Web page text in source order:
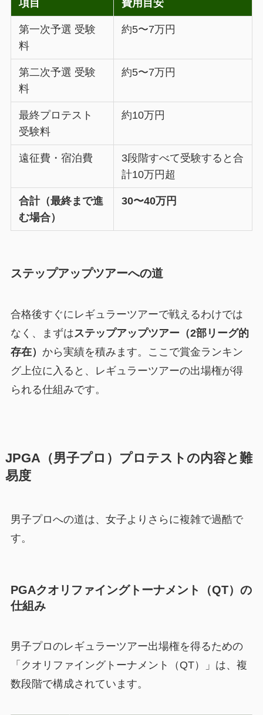
項目 費用目安
第一次予選 受験
料
約5〜7万円
第二次予選 受験
料
約5〜7万円
最終プロテスト
受験料
約10万円
遠征費・宿泊費
3段階すべて受験すると合
計10万円超
合計（最終まで進
む場合）
30〜40万円
ステップアップツアーへの道
合格後すぐにレギュラーツアーで戦えるわけでは
なく、まずはステップアップツアー（2部リーグ的
存在） から実績を積みます。ここで賞金ランキン
グ上位に入ると、レギュラーツアーの出場権が得
られる仕組みです。
JPGA（男子プロ）プロテストの内容と難
易度
男子プロへの道は、女子よりさらに複雑で過酷で
す。
PGAクオリファイングトーナメント（QT）の
仕組み
男子プロのレギュラーツアー出場権を得るための
「クオリファイングトーナメント（QT）」は、複
数段階で構成されています。